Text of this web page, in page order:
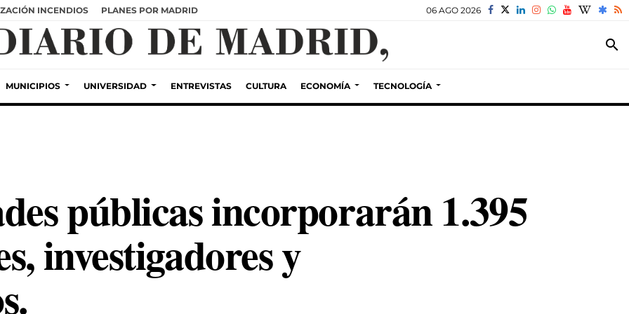
INCENDIOS PLANES POR MADRID 06 AGO 2026
search
MUNICIPIOS UNIVERSIDAD ENTREVISTAS CULTURA ECONOMÍA TECNOLOGÍA
públicas incorporarán 1.395
investigadores y